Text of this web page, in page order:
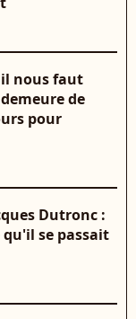
il nous faut
de
pour
Dutronc :
qu'il se passait